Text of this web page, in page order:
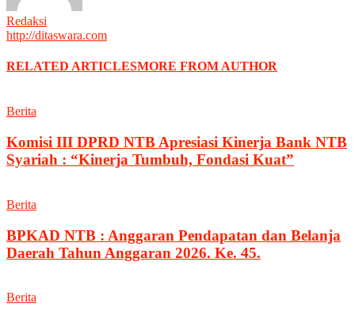
Redaksi
http://ditaswara.com
RELATED ARTICLESMORE FROM AUTHOR
Berita
Komisi III DPRD NTB Apresiasi Kinerja Bank NTB
Syariah : “Kinerja Tumbuh, Fondasi Kuat”
Berita
BPKAD NTB : Anggaran Pendapatan dan Belanja
Daerah Tahun Anggaran 2026. Ke. 45.
Berita